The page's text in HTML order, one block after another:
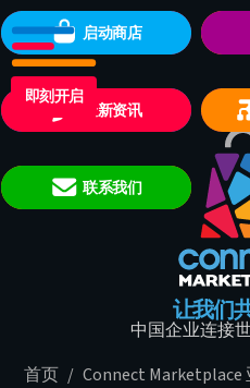
启动商店
最新资讯
联系我们
即刻开启
让我们
中国企业连接
首页 / Connect Marketplace